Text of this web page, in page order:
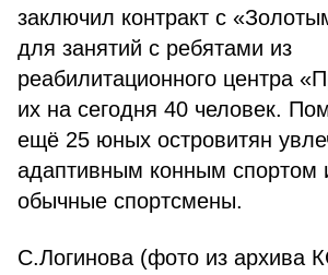
заключил контракт с
для занятий с ребятами из
реабилитационного центра
их на сегодня 40 человек.
ещё 25 юных островитян
адаптивным конным спортом
обычные спортсмены.
С.Логинова (фото из архива